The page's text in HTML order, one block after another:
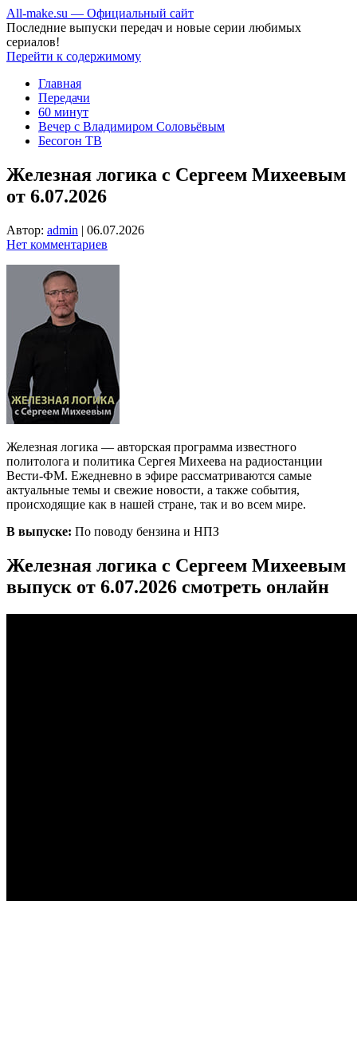
All-make.su — Официальный сайт
Последние выпуски передач и новые серии любимых
сериалов!
Перейти к содержимому
Главная
Передачи
60 минут
Вечер с Владимиром Соловьёвым
Бесогон ТВ
Железная логика с Сергеем Михеевым
от 6.07.2026
Автор: admin | 06.07.2026
Нет комментариев
Железная логика — авторская программа известного
политолога и политика Сергея Михеева на радиостанции
Вести-ФМ. Ежедневно в эфире рассматриваются самые
актуальные темы и свежие новости, а также события,
происходящие как в нашей стране, так и во всем мире.
В выпуске: По поводу бензина и НПЗ
Железная логика с Сергеем Михеевым
выпуск от 6.07.2026 смотреть онлайн